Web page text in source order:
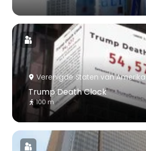
Verenigde Staten van Amerika
Trump Death Clock
100 m